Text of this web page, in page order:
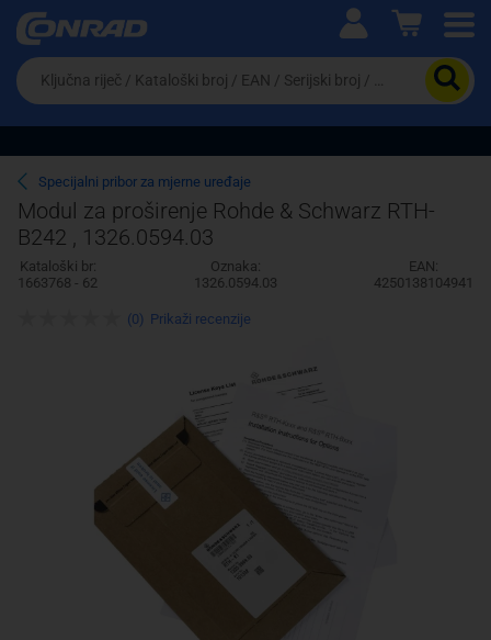
Ova postavka prilagođava asortiman proizvoda i
cijene vašim potrebama.
Pravno lice
Da
biste
potražili
proizvod,
unesite
ključnu
riječ,
kataloški
broj,
EAN
ili
Specijalni pribor za mjerne uređaje
Modul za proširenje Rohde & Schwarz RTH-
B242 , 1326.0594.03
Kataloški br:
1663768 - 62
Oznaka:
1326.0594.03
EAN:
4250138104941
(0) Prikaži recenzije